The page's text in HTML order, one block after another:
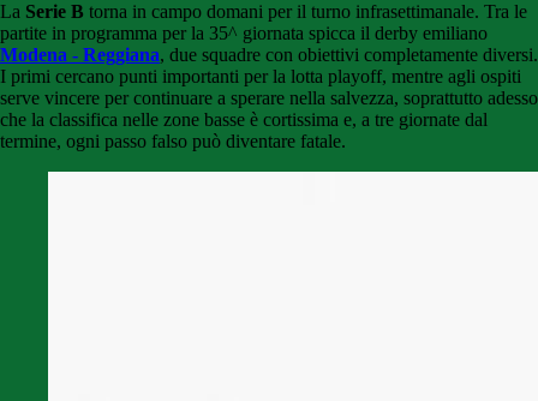
La Serie B torna in campo domani per il turno infrasettimanale. Tra le
partite in programma per la 35^ giornata spicca il derby emiliano
Modena - Reggiana, due squadre con obiettivi completamente diversi.
I primi cercano punti importanti per la lotta playoff, mentre agli ospiti
serve vincere per continuare a sperare nella salvezza, soprattutto adesso
che la classifica nelle zone basse è cortissima e, a tre giornate dal
termine, ogni passo falso può diventare fatale.